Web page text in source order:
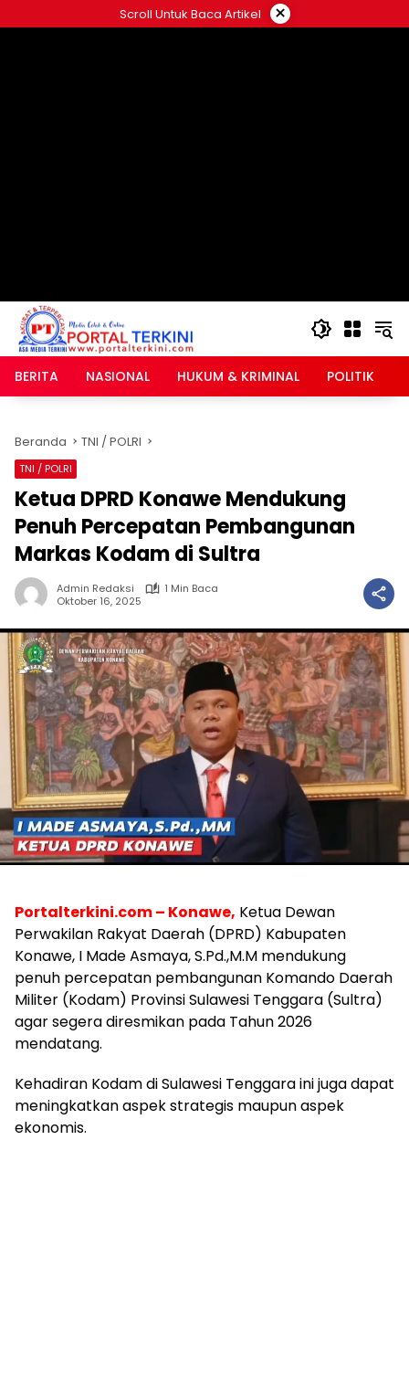
ke
Scroll Untuk Baca Artikel ×
BERITA NASIONAL HUKUM & KRIMINAL POLITIK
Beranda TNI / POLRI
TNI / POLRI
Ketua DPRD Konawe Mendukung
Penuh Percepatan Pembangunan
Markas Kodam di Sultra
Admin Redaksi
1 Min Baca
Oktober 16, 2025
Portalterkini.com – Konawe, Ketua Dewan
Perwakilan Rakyat Daerah (DPRD) Kabupaten
Konawe, I Made Asmaya, S.Pd.,M.M mendukung
penuh percepatan pembangunan Komando Daerah
Militer (Kodam) Provinsi Sulawesi Tenggara (Sultra)
agar segera diresmikan pada Tahun 2026
mendatang.
Kehadiran Kodam di Sulawesi Tenggara ini juga dapat
meningkatkan aspek strategis maupun aspek
ekonomis.